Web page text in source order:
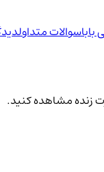
باباسوالات متداول
زنده مشاهده کنید.